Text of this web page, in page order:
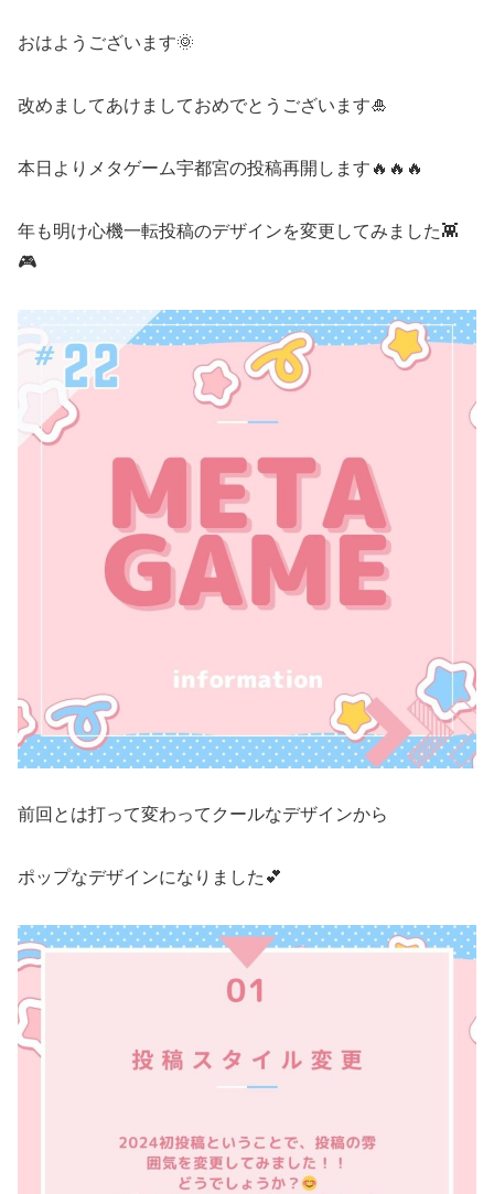
おはようございます🌞
改めましてあけましておめでとうございます🎍
本日よりメタゲーム宇都宮の投稿再開します🔥🔥🔥
年も明け心機一転投稿のデザインを変更してみました👾
🎮
前回とは打って変わってクールなデザインから
ポップなデザインになりました💕